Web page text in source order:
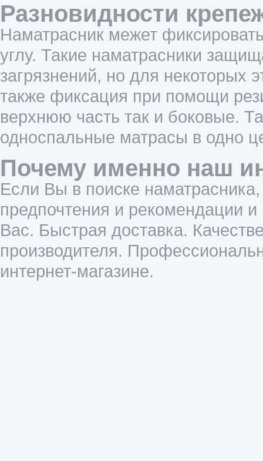
Разновидности
Наматрасник межет
углу. Такие наматрасники
загрязнений, но для некоторых
также фиксация при помощи
верхнюю часть так и боковые.
односпальные матрасы в одно
Почему именно наш
Если Вы в поиске
предпочтения и рекомендации
Вас. Быстрая доставка.
производителя.
интернет-магазине.